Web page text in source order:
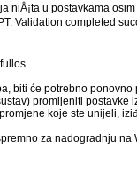
niÅ¡ta u postavkama
Validation completed
biti će potrebno
promijeniti postavke
koje ste unijeli,
za nadogradnju na